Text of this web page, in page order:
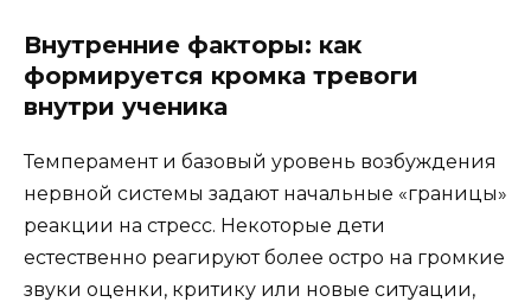
Внутренние факторы: как
формируется кромка тревоги
внутри ученика
Темперамент и базовый уровень возбуждения
нервной системы задают начальные «границы»
реакции на стресс. Некоторые дети
естественно реагируют более остро на громкие
звуки оценки, критику или новые ситуации,